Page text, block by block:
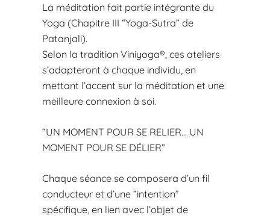
La méditation fait partie intégrante du
Yoga (Chapitre III “Yoga-Sutra” de
Patanjali).
Selon la tradition Viniyoga®, ces ateliers
s’adapteront à chaque individu, en
mettant l’accent sur la méditation et une
meilleure connexion à soi.
“UN MOMENT POUR SE RELIER… UN
MOMENT POUR SE DÉLIER”
Chaque séance se composera d’un fil
conducteur et d’une “intention”
spécifique, en lien avec l’objet de